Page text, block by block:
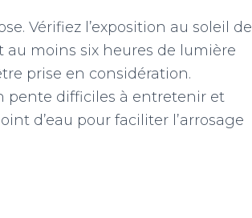
Vérifiez l’exposition au soleil de
moins six heures de lumière
prise en considération.
pente difficiles à entretenir et
d’eau pour faciliter l’arrosage